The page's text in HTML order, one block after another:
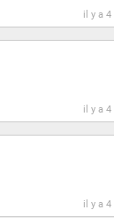
il y a 4
il y a 4
il y a 4